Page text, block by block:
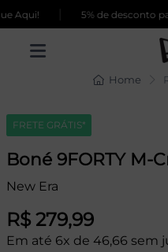
Aqui! 5% de desconto
Home
FRETE GRÁTIS*
Boné 9FORTY M-
New Era
R$ 279,99
Em até 6x de 46,66 sem